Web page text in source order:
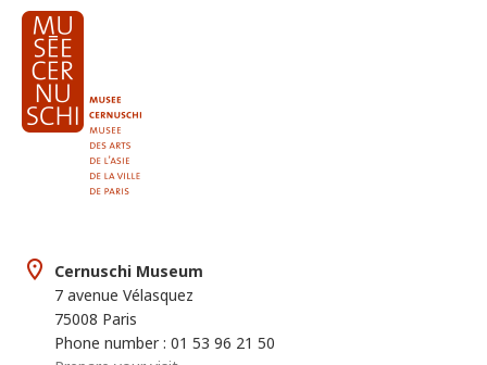
Cernuschi Museum
7 avenue Vélasquez
75008 Paris
Phone number : 01 53 96 21 50